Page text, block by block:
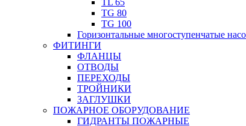
TG 80
TG 100
Горизонтальные многоступенчатые
ФИТИНГИ
ФЛАНЦЫ
ОТВОДЫ
ПЕРЕХОДЫ
ТРОЙНИКИ
ЗАГЛУШКИ
ПОЖАРНОЕ ОБОРУДОВАНИЕ
ГИДРАНТЫ ПОЖАРНЫЕ